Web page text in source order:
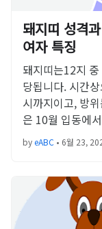
돼지띠 성격
여자 특징
돼지띠는12지
당됩니다. 시간
시까지이고, 방
은 10월 입동에
byeABC • 6월 23,